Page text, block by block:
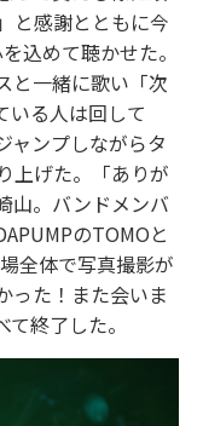
と感謝とともに今
込めて聴かせた。
と一緒に歌い「次
いる人は回して
ャンプしながらタ
上げた。「ありが
山。バンドメンバ
のTOMOと
全体で写真撮影が
った！また会いま
終了した。